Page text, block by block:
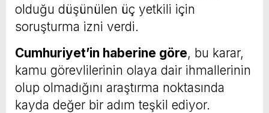
olduğu düşünülen üç yetkili için
soruşturma izni verdi.
Cumhuriyet’in haberine göre, bu karar,
kamu görevlilerinin olaya dair ihmallerinin
olup olmadığını araştırma noktasında
kayda değer bir adım teşkil ediyor.